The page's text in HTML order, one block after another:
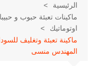
الرئيسية
ماكينات تعبئة حبوب و
اوتوماتيك
المهندس منسى